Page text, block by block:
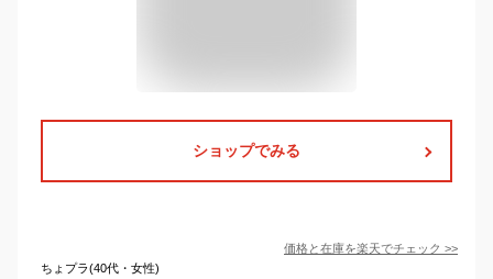
ショップでみる
価格と在庫を楽天でチェック >>
ちょプラ(40代・女性)